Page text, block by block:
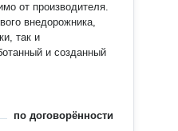
от производителя.
внедорожника,
так и
и созданный
по договорённости